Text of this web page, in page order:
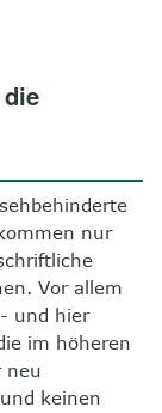
nur
Vor allem
und hier
im höheren
neu
keinen